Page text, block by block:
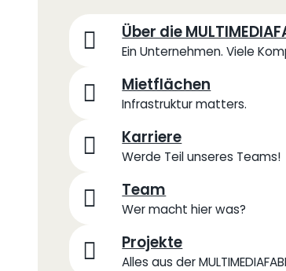
Über die
Ein Unternehmen. Viele
Mietflächen
Infrastruktur matters.
Karriere
Werde Teil unseres Teams!
Team
Wer macht hier was?
Projekte
Alles aus der